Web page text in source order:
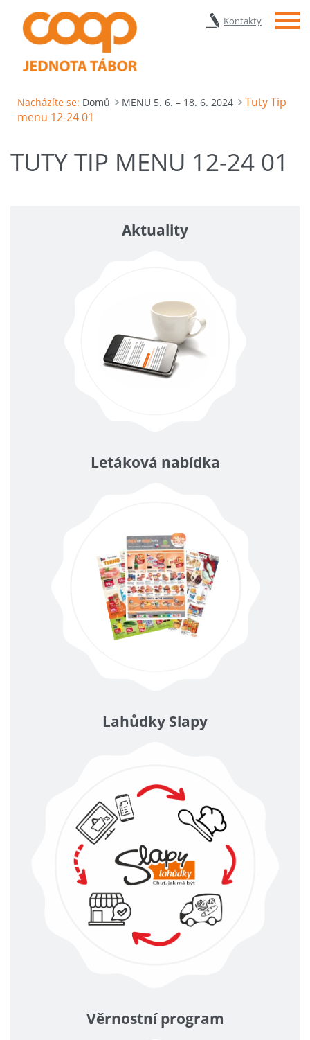
Kontakty Menu
Nacházíte se: Domů MENU 5. 6. – 18. 6. 2024
Tuty Tip
menu 12-24 01
TUTY TIP MENU 12-24 01
Aktuality
Letáková nabídka
Lahůdky Slapy
Věrnostní program